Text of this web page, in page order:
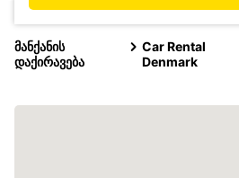
მანქანის
დაქირავება
Car Rental
Denmark